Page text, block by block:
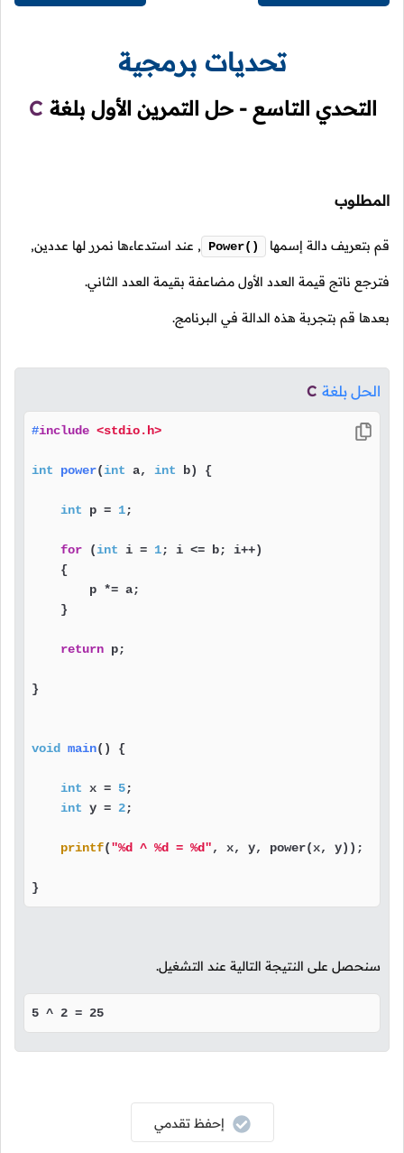
تحديات برمجية
التحدي التاسع - حل التمرين الأول بلغة C
المطلوب
قم بتعريف دالة إسمها Power()
, عند استدعاءها نمرر لها عددين,
فترجع ناتج قيمة العدد الأول مضاعفة بقيمة العدد الثاني.
بعدها قم بتجربة هذه الدالة في البرنامج.
الحل بلغة C
#include <stdio.h>
int power(int a, int b) {
int p = 1;
for (int i = 1; i <= b; i++)
    {
        p *= a;
    }
return p;
}
void main() {
int x = 5;
int y = 2;
printf("%d ^ %d = %d", x, y, power(x, y));
}
سنحصل على النتيجة التالية عند التشغيل.
5 ^ 2 = 25
إحفظ تقدمي